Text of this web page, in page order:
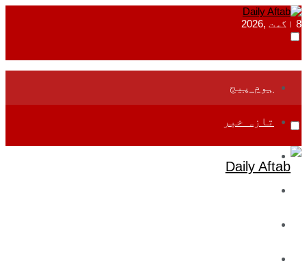
8 اگست ,2026
ہوم پیج
تازہ خبر